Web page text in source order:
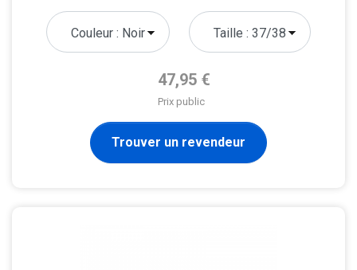
Prix de base
47,95 €
Prix public
Trouver un revendeur